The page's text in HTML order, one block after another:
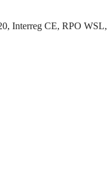
Interreg CE, RPO WSL,